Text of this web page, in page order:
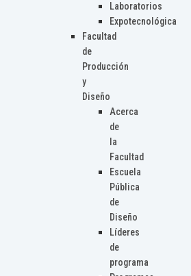
Laboratorios
Expotecnológica
Facultad
de
Producción
y
Diseño
Acerca
de
la
Facultad
Escuela
Pública
de
Diseño
Líderes
de
programa